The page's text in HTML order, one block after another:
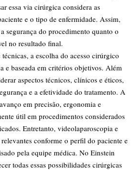
essa via cirúrgica considera as
e o tipo de enfermidade. Assim,
segurança do procedimento quanto o
no resultado final.
a escolha do acesso cirúrgico
e baseada em critérios objetivos. Além
aspectos técnicos, clínicos e éticos,
e a efetividade do tratamento. A
em precisão, ergonomia e
útil em procedimentos considerados
Entretanto, videolaparoscopia e
conforme o perfil do paciente e
pela equipe médica. No Einstein
todas essas possibilidades cirúrgicas